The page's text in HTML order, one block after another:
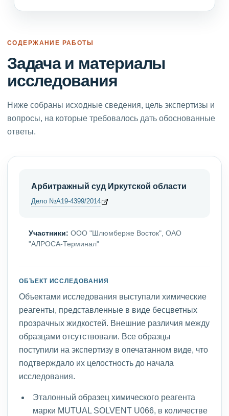
СОДЕРЖАНИЕ РАБОТЫ
Задача и материалы
исследования
Ниже собраны исходные сведения, цель экспертизы и
вопросы, на которые требовалось дать обоснованные
ответы.
Арбитражный суд Иркутской области
Дело №А19-4399/2014
Участники: ООО "Шлюмберже Восток", ОАО
"АЛРОСА-Терминал"
ОБЪЕКТ ИССЛЕДОВАНИЯ
Объектами исследования выступали химические
реагенты, представленные в виде бесцветных
прозрачных жидкостей. Внешние различия между
образцами отсутствовали. Все образцы
поступили на экспертизу в опечатанном виде, что
подтверждало их целостность до начала
исследования.
Эталонный образец химического реагента
марки MUTUAL SOLVENT U066, в количестве